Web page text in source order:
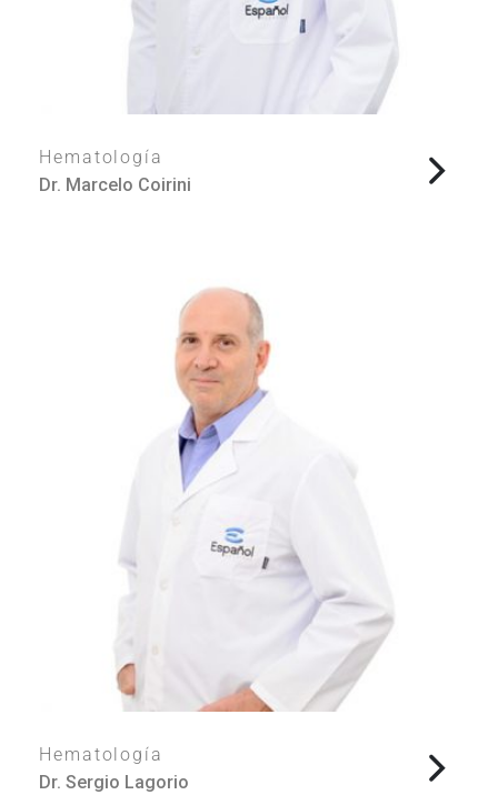
Hematología
Dr. Marcelo Coirini
Hematología
Dr. Sergio Lagorio